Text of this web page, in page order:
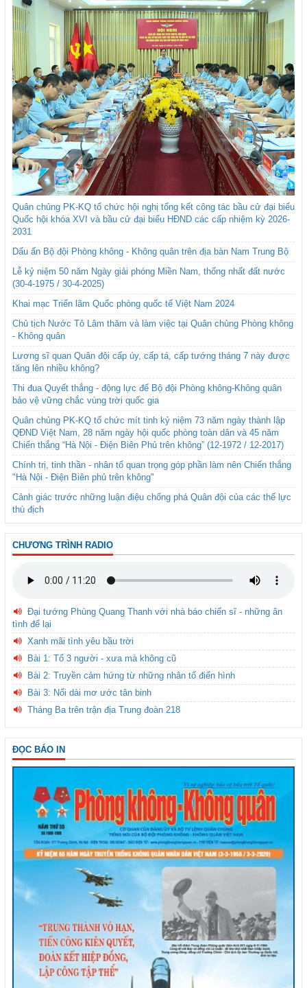
Quân chủng PK-KQ tổ chức hội nghị tổng kết công tác bầu cử đại biểu
Quốc hội khóa XVI và bầu cử đại biểu HĐND các cấp nhiệm kỳ 2026-
2031
Dấu ấn Bộ đội Phòng không - Không quân trên địa bàn Nam Trung Bộ
Lễ kỷ niệm 50 năm Ngày giải phóng Miền Nam, thống nhất đất nước
(30-4-1975 / 30-4-2025)
Khai mạc Triển lãm Quốc phòng quốc tế Việt Nam 2024
Chủ tịch Nước Tô Lâm thăm và làm việc tại Quân chủng Phòng không
- Không quân
Lương sĩ quan Quân đội cấp úy, cấp tá, cấp tướng tháng 7 này được
tăng lên nhiều không?
Thi đua Quyết thắng - động lực để Bộ đội Phòng không-Không quân
bảo vệ vững chắc vùng trời quốc gia
Quân chủng PK-KQ tổ chức mít tinh kỷ niệm 73 năm ngày thành lập
QĐND Việt Nam, 28 năm ngày hội quốc phòng toàn dân và 45 năm
Chiến thắng “Hà Nội - Điện Biên Phủ trên không” (12-1972 / 12-2017)
Chính trị, tinh thần - nhân tố quan trọng góp phần làm nên Chiến thắng
"Hà Nội - Điện Biên phủ trên không"
Cảnh giác trước những luận điệu chống phá Quân đội của các thế lực
thù địch
CHƯƠNG TRÌNH RADIO
Đại tướng Phùng Quang Thanh với nhà báo chiến sĩ - những ân
tình để lại
Xanh mãi tình yêu bầu trời
Bài 1: Tổ 3 người - xưa mà không cũ
Bài 2: Truyền cảm hứng từ những nhân tố điển hình
Bài 3: Nối dài mơ ước tân binh
Tháng Ba trên trận địa Trung đoàn 218
ĐỌC BÁO IN